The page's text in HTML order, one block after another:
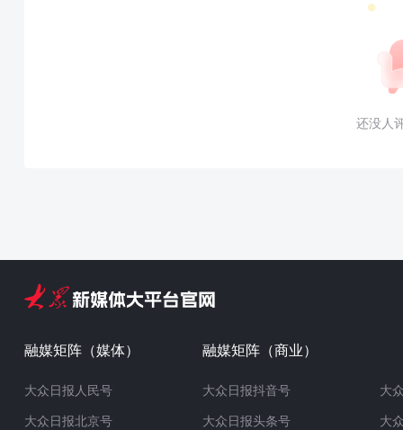
还没人
融媒矩阵（媒体）
大众日报人民号
大众日报北京号
融媒矩阵（商业）
大众日报抖音号
大众日报头条号
大
大